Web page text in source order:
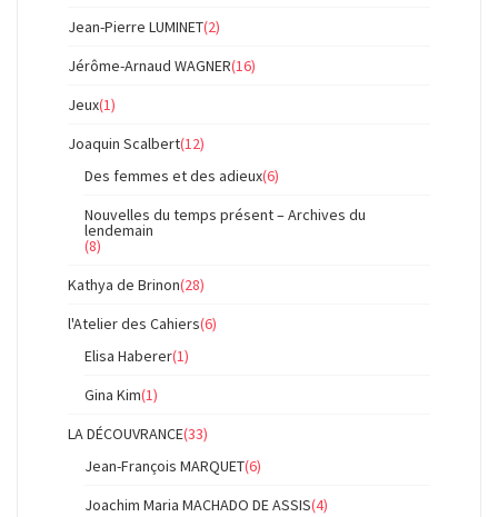
Jean-Pierre LUMINET(2)
Jérôme-Arnaud WAGNER(16)
Jeux(1)
Joaquin Scalbert(12)
Des femmes et des adieux(6)
Nouvelles du temps présent – Archives du
lendemain
(8)
Kathya de Brinon(28)
l'Atelier des Cahiers(6)
Elisa Haberer(1)
Gina Kim(1)
LA DÉCOUVRANCE(33)
Jean-François MARQUET(6)
Joachim Maria MACHADO DE ASSIS(4)